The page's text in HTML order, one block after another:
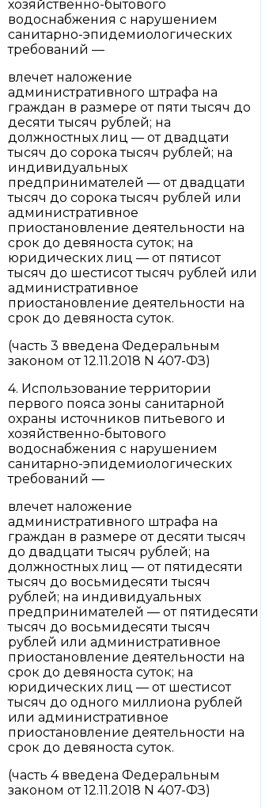
хозяйственно-бытового
водоснабжения с нарушением
санитарно-эпидемиологических
требований —
влечет наложение
административного штрафа на
граждан в размере от пяти тысяч до
десяти тысяч рублей; на
должностных лиц — от двадцати
тысяч до сорока тысяч рублей; на
индивидуальных
предпринимателей — от двадцати
тысяч до сорока тысяч рублей или
административное
приостановление деятельности на
срок до девяноста суток; на
юридических лиц — от пятисот
тысяч до шестисот тысяч рублей или
административное
приостановление деятельности на
срок до девяноста суток.
(часть 3 введена Федеральным
законом от 12.11.2018 N 407-ФЗ)
4. Использование территории
первого пояса зоны санитарной
охраны источников питьевого и
хозяйственно-бытового
водоснабжения с нарушением
санитарно-эпидемиологических
требований —
влечет наложение
административного штрафа на
граждан в размере от десяти тысяч
до двадцати тысяч рублей; на
должностных лиц — от пятидесяти
тысяч до восьмидесяти тысяч
рублей; на индивидуальных
предпринимателей — от пятидесяти
тысяч до восьмидесяти тысяч
рублей или административное
приостановление деятельности на
срок до девяноста суток; на
юридических лиц — от шестисот
тысяч до одного миллиона рублей
или административное
приостановление деятельности на
срок до девяноста суток.
(часть 4 введена Федеральным
законом от 12.11.2018 N 407-ФЗ)